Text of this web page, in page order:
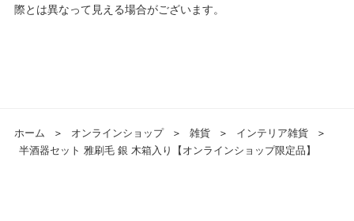
際とは異なって見える場合がございます。
ホーム ＞ オンラインショップ ＞ 雑貨 ＞ インテリア雑貨
＞
半酒器セット 雅刷毛 銀 木箱入り【オンラインショップ限定品】